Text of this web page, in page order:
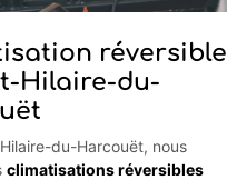
réversible
Hilaire-du-
du-Harcouët, nous
climatisations réversibles